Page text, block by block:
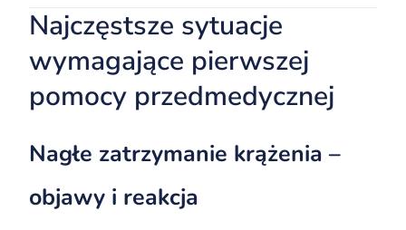
Najczęstsze sytuacje
wymagające pierwszej
pomocy przedmedycznej
Nagłe zatrzymanie krążenia –
objawy i reakcja